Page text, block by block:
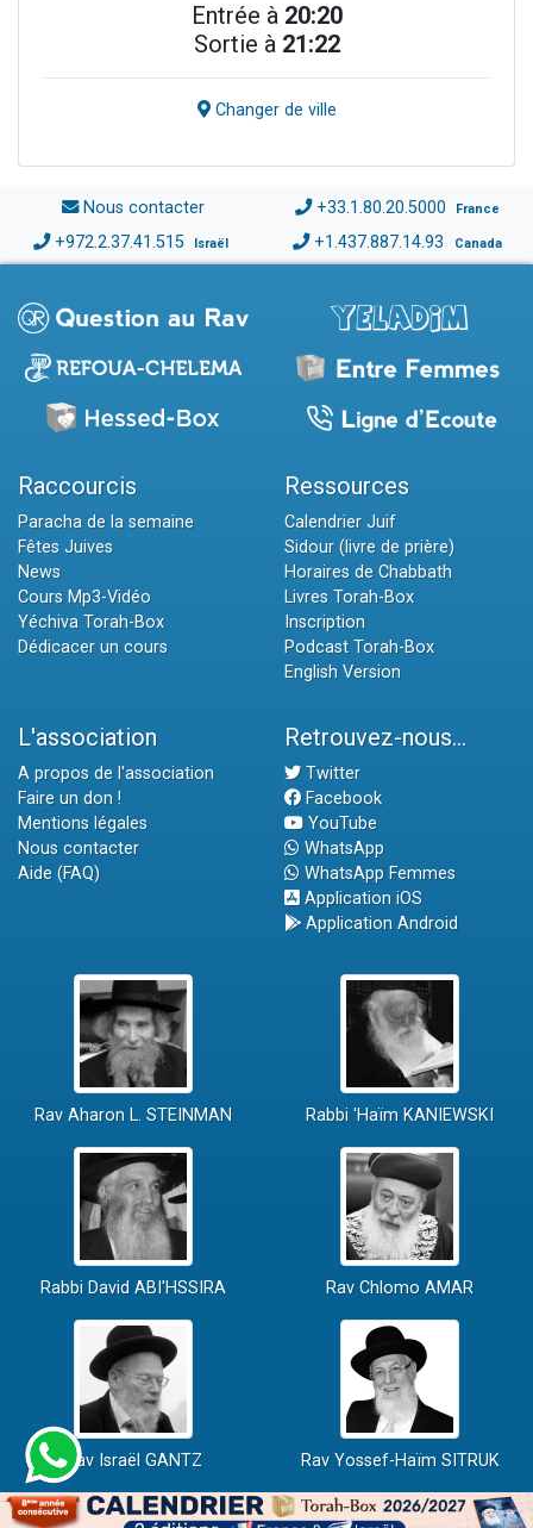
Entrée à 20:20
Sortie à 21:22
Changer de ville
Nous contacter +33.1.80.20.5000 France
+972.2.37.41.515 Israël +1.437.887.14.93 Canada
Raccourcis
Paracha de la semaine
Fêtes Juives
News
Cours Mp3-Vidéo
Yéchiva Torah-Box
Dédicacer un cours
Ressources
Calendrier Juif
Sidour (livre de prière)
Horaires de Chabbath
Livres Torah-Box
Inscription
Podcast Torah-Box
English Version
L'association
A propos de l'association
Faire un don !
Mentions légales
Nous contacter
Aide (FAQ)
Retrouvez-nous...
Twitter
Facebook
YouTube
WhatsApp
WhatsApp Femmes
Application iOS
Application Android
Rav Aharon L. STEINMAN Rabbi 'Haïm KANIEWSKI
Rabbi David ABI'HSSIRA Rav Chlomo AMAR
Rav Israël GANTZ Rav Yossef-Haïm SITRUK